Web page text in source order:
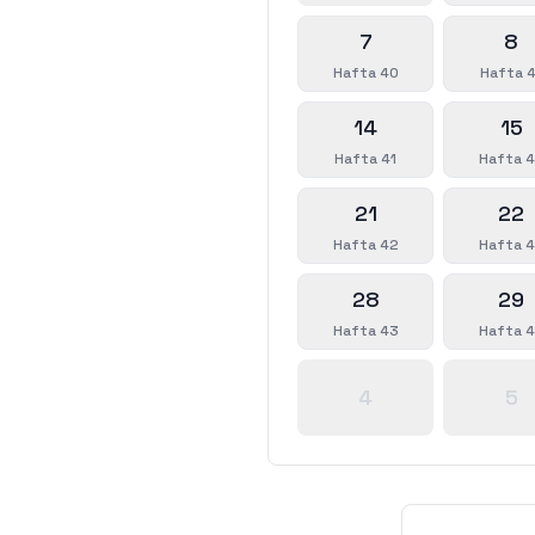
7
Hafta 40
8
Hafta
14
Hafta 41
15
Hafta
21
Hafta 42
22
Hafta
28
Hafta 43
29
Hafta
4 5